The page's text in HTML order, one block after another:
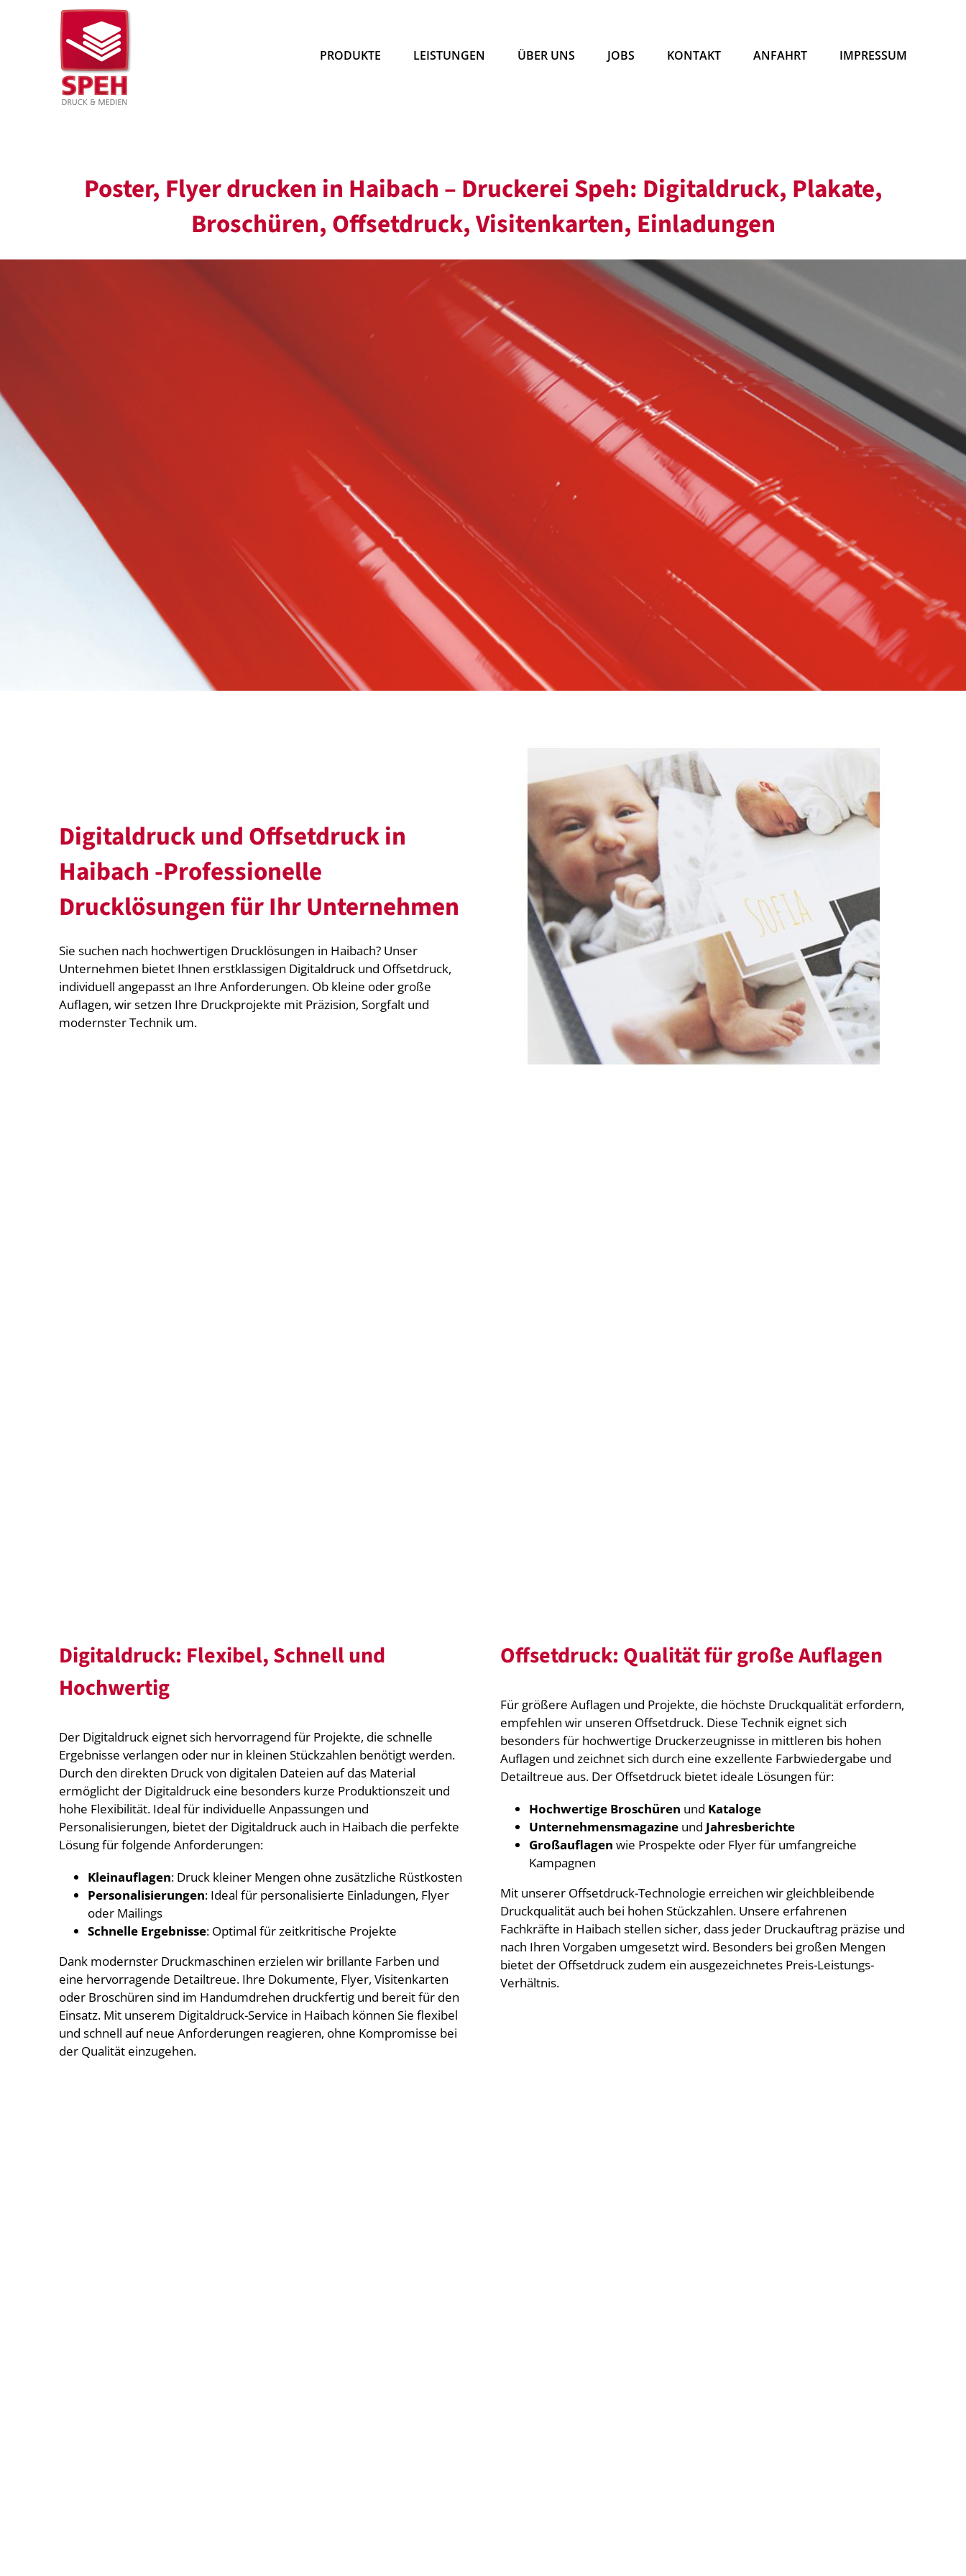
PRODUKTE LEISTUNGEN ÜBER UNS JOBS KONTAKT ANFAHRT IMPRESSUM
Poster, Flyer drucken in Haibach – Druckerei Speh: Digitaldruck, Plakate,
Broschüren, Offsetdruck, Visitenkarten, Einladungen
Digitaldruck und Offsetdruck in
Haibach -Professionelle
Drucklösungen für Ihr Unternehmen
Sie suchen nach hochwertigen Drucklösungen in Haibach? Unser
Unternehmen bietet Ihnen erstklassigen Digitaldruck und Offsetdruck,
individuell angepasst an Ihre Anforderungen. Ob kleine oder große
Auflagen, wir setzen Ihre Druckprojekte mit Präzision, Sorgfalt und
modernster Technik um.
Digitaldruck: Flexibel, Schnell und
Hochwertig
Der Digitaldruck eignet sich hervorragend für Projekte, die schnelle
Ergebnisse verlangen oder nur in kleinen Stückzahlen benötigt werden.
Durch den direkten Druck von digitalen Dateien auf das Material
ermöglicht der Digitaldruck eine besonders kurze Produktionszeit und
hohe Flexibilität. Ideal für individuelle Anpassungen und
Personalisierungen, bietet der Digitaldruck auch in Haibach die perfekte
Lösung für folgende Anforderungen:
Kleinauflagen: Druck kleiner Mengen ohne zusätzliche Rüstkosten
Personalisierungen: Ideal für personalisierte Einladungen, Flyer
oder Mailings
Schnelle Ergebnisse: Optimal für zeitkritische Projekte
Dank modernster Druckmaschinen erzielen wir brillante Farben und
eine hervorragende Detailtreue. Ihre Dokumente, Flyer, Visitenkarten
oder Broschüren sind im Handumdrehen druckfertig und bereit für den
Einsatz. Mit unserem Digitaldruck-Service in Haibach können Sie flexibel
und schnell auf neue Anforderungen reagieren, ohne Kompromisse bei
der Qualität einzugehen.
Offsetdruck: Qualität für große Auflagen
Für größere Auflagen und Projekte, die höchste Druckqualität erfordern,
empfehlen wir unseren Offsetdruck. Diese Technik eignet sich
besonders für hochwertige Druckerzeugnisse in mittleren bis hohen
Auflagen und zeichnet sich durch eine exzellente Farbwiedergabe und
Detailtreue aus. Der Offsetdruck bietet ideale Lösungen für:
Hochwertige Broschüren und Kataloge
Unternehmensmagazineund Jahresberichte
Großauflagen wie Prospekte oder Flyer für umfangreiche
Kampagnen
Mit unserer Offsetdruck-Technologie erreichen wir gleichbleibende
Druckqualität auch bei hohen Stückzahlen. Unsere erfahrenen
Fachkräfte in Haibach stellen sicher, dass jeder Druckauftrag präzise und
nach Ihren Vorgaben umgesetzt wird. Besonders bei großen Mengen
bietet der Offsetdruck zudem ein ausgezeichnetes Preis-Leistungs-
Verhältnis.